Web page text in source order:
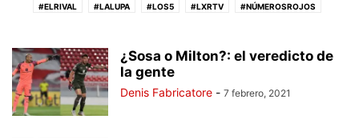
#ELRIVAL #LALUPA #LOS5 #LXRTV #NÚMEROSROJOS
#VENTADEENTRADAS
FORMACIONES FÚTBOL FEMENINO
INFERIORES INSTITUCIONALES LA PREVIA RESERVA
¿Sosa o Milton?: el veredicto de
la gente
Denis Fabricatore - 7 febrero, 2021